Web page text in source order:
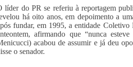
líder do PR se referiu à reportagem
há oito anos, em depoimento a
fundar, em 1995, a entidade
afirmando que “nunca
acabou de assumir e já deu
o senador.